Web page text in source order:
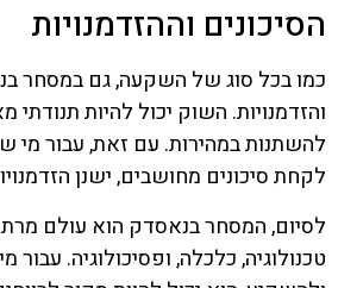
הסיכונים וההזדמנויות
כמו בכל סוג של השקעה, גם במסחר
והזדמנויות. השוק יכול להיות תנודתי
להשתנות במהירות. עם זאת, עבור מי
לקחת סיכונים מחושבים, ישנן
לסיום, המסחר בנאסדק הוא עולם
טכנולוגיה, כלכלה, ופסיכולוגיה. עבור